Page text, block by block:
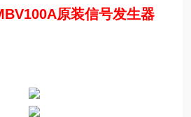
原装信号发生器